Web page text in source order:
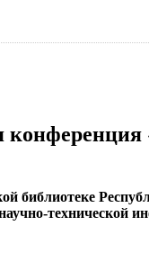
библиотеке
технической